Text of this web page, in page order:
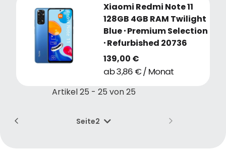
Xiaomi Redmi Note 11
128GB 4GB RAM Twilight
Blue・Premium Selection
・Refurbished 20736
139,00 €
ab 3,86 € / Monat
Artikel 25 - 25 von 25
Seite2